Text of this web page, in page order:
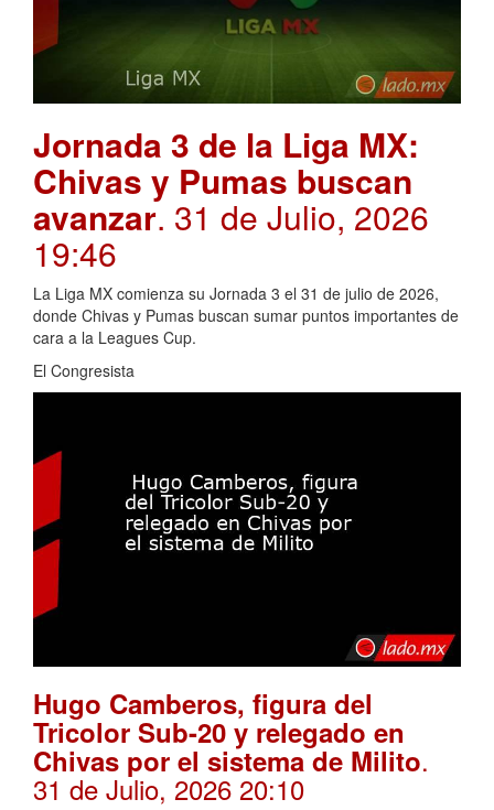
Jornada 3 de la Liga MX:
Chivas y Pumas buscan
avanzar. 31 de Julio, 2026
19:46
La Liga MX comienza su Jornada 3 el 31 de julio de 2026,
donde Chivas y Pumas buscan sumar puntos importantes de
cara a la Leagues Cup.
El Congresista
Hugo Camberos, figura del
Tricolor Sub-20 y relegado en
Chivas por el sistema de Milito.
31 de Julio, 2026 20:10